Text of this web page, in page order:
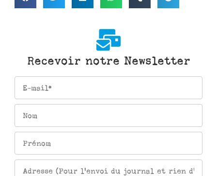
Recevoir notre Newsletter